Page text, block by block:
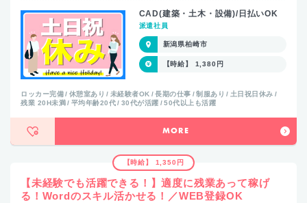
CAD(建築・土木・設備)/日払いOK
派遣社員
新潟県柏崎市
【時給】 1,380円
ロッカー完備 休憩室あり 未経験者OK 長期の仕事 制服あり
土日祝日休み
残業 20H未満
平均年齢20代 30代が活躍 50代以上も活躍
MORE
【時給】 1,350円
【未経験でも活躍できる！】適度に残業あって稼げ
る！Wordのスキル活かせる！／WEB登録OK